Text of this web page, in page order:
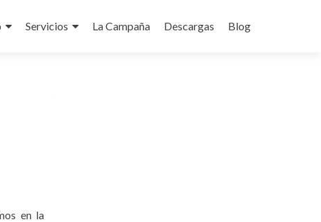
Servicios La Campaña Descargas Blog
en la